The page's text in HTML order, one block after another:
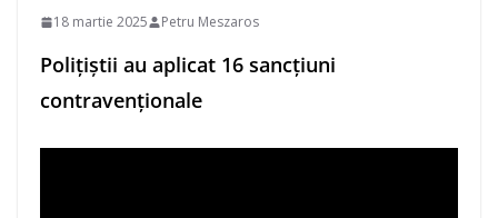
18 martie 2025 Petru Meszaros
Polițiștii au aplicat 16 sancțiuni
contravenționale